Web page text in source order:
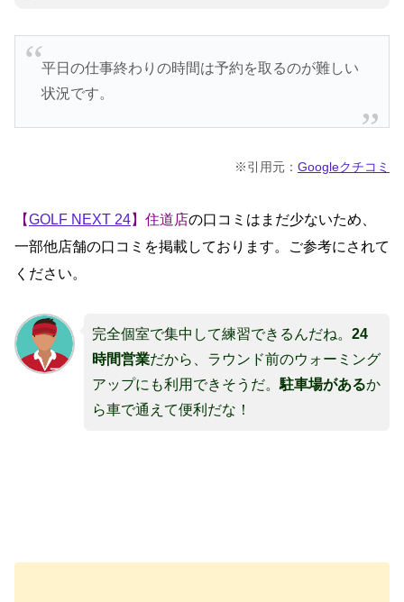
平日の仕事終わりの時間は予約を取るのが難しい
状況です。
※引用元： Googleクチコミ
【GOLF NEXT 24】住道店の口コミはまだ少ないため、
一部他店舗の口コミを掲載しております。ご参考にされて
ください。
完全個室で集中して練習できるんだね。 24
時間営業だから、ラウンド前のウォーミング
アップにも利用できそうだ。 駐車場があるか
ら車で通えて便利だな！